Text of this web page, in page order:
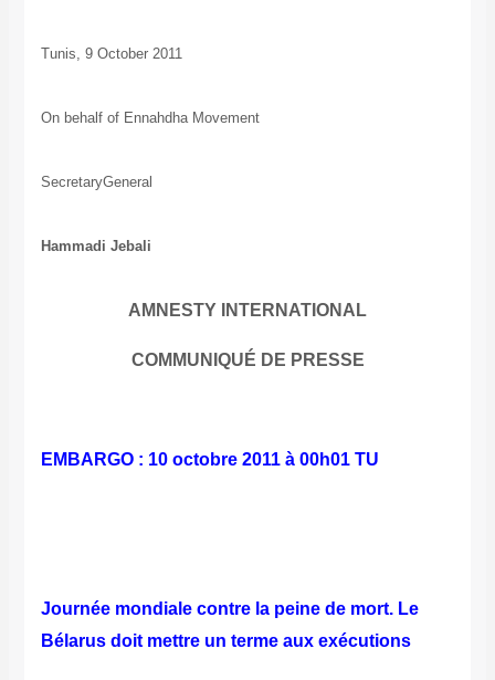
Tunis, 9 October 2011
On behalf of Ennahdha Movement
SecretaryGeneral
Hammadi Jebali
AMNESTY INTERNATIONAL
COMMUNIQUÉ DE PRESSE
EMBARGO : 10 octobre 2011 à 00h01 TU
Journée mondiale contre la peine de mort. Le
Bélarus doit mettre un terme aux exécutions